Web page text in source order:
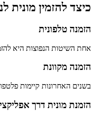
כיצד להזמין מונית
הזמנה טלפונית
אחת השיטות הנפוצות היא
הזמנה מקוונת
בשנים האחרונות קיימות
הזמנת מונית דרך